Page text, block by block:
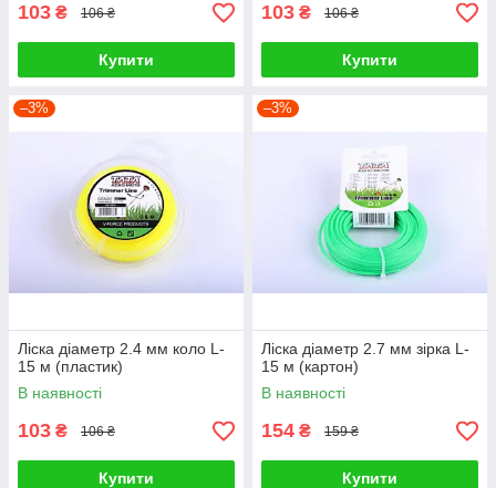
103 ₴ 106 ₴
Купити
103 ₴ 106 ₴
Купити
–3%
Ліска діаметр 2.4 мм коло L-
15 м (пластик)
В наявності
103 ₴ 106 ₴
Купити
–3%
Ліска діаметр 2.7 мм зірка L-
15 м (картон)
В наявності
154 ₴ 159 ₴
Купити